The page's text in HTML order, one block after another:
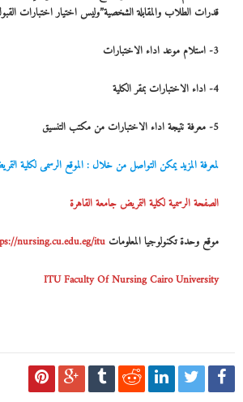
قدرات الطلاب والمقابلة الشخصية”وليس اختيار اختبارات
3- استلام موعد اداء الاختبارات
4- اداء الاختبارات بمقر الكلية
5- معرفة نتيجة اداء الاختبارات من مكتب التنسيق
لمعرفة المزيد يمكن التواصل من خلال : الموقع الرسمى لكلية
الصفحة الرسمية لكلية التمريض جامعة القاهرة
موقع وحدة تكنولوجيا المعلوماتnursing.cu.edu.eg/itu/
ITU Faculty Of Nursing Cairo University